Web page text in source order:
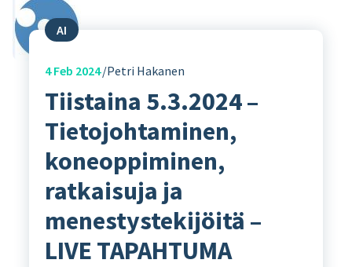
AI
4Feb 2024 Petri Hakanen
Tiistaina 5.3.2024 –
Tietojohtaminen,
koneoppiminen,
ratkaisuja ja
menestystekijöitä –
LIVE TAPAHTUMA